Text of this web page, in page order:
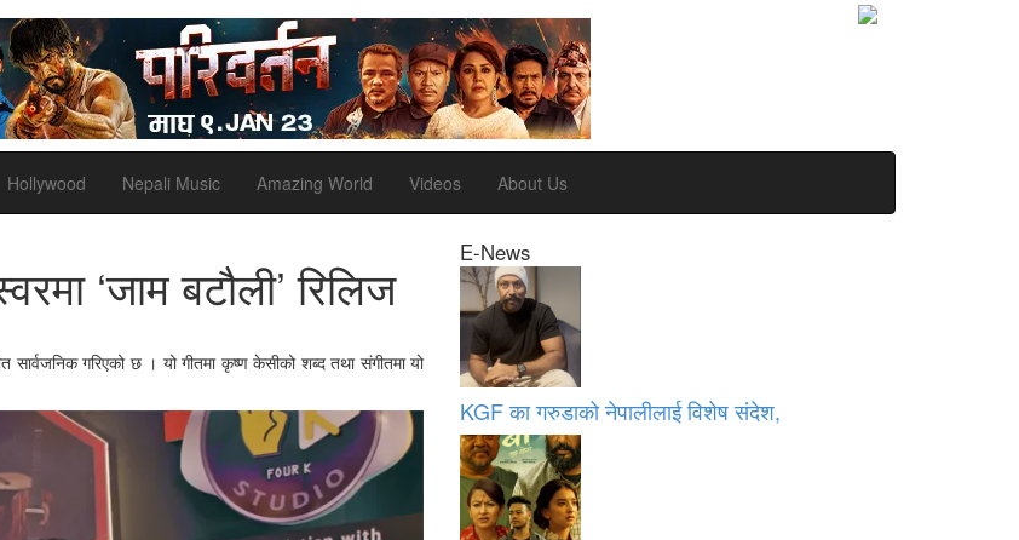
Hollywood Nepali Music Amazing World Videos About Us
‘जाम बटौली’ रिलिज
सार्वजनिक गरिएको छ । यो गीतमा कृष्ण केसीको शब्द तथा संगीतमा यो
E-News
KGF का गरुडाको नेपालीलाई विशेष संदेश,